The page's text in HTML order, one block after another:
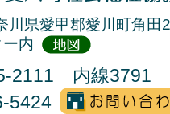
県愛甲郡愛川町角田
内
2111 内線
5424